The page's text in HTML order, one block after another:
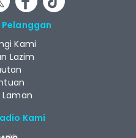
Kami
Lazim
Kami